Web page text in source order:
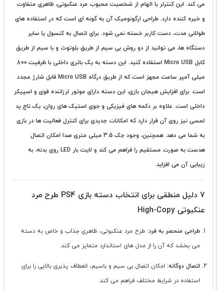
می کند. این کنترلر با الهام از شخصیت محبوب مرد عنکبوتی، ظاهری متفاوت
و خیره کننده دارد. طراحی ارگونومیک آن به گونه ای است که در استفاده های
طولانی مدت، دست کاربر خسته نمی شود. برای اتصال به کنسول یا سایر
دستگاه ها، می توانید از دو روش بی سیم از طریق بلوتوث و با سیم از طریق
کابل Micro USB استفاده کنید. این دسته به یک باتری داخلی با ظرفیت 800
میلی آمپر ساعت مجهز است که از طریق درگاه Micro USB قابل شارژ مجدد
است. برای افزایش هیجان بازی، این دسته دارای موتور لرزاننده قوی و اسپیکر
داخلی است. علاوه بر دکمه های فیزیکی و جوی استیک های روان، یک تاچ پد
لمسی نیز روی آن قرار دارد که امکانات جدیدی برای کنترل فعالیت ها در بازی
به شما می دهد. همچنین، وجود جک 3.5 میلی متری صدا امکان اتصال
هدست به صورت مستقیم را فراهم می کند و لایت بار LED روی بدنه، به
زیبایی آن می افزاید.
7 دلیل منطقی برای انتخاب دسته بازی PS4 طرح مرد
عنکبوتی High-Copy
طراحی منحصر به فرد: طرح مرد عنکبوتی، ظاهری جذاب و خاص به دسته
می بخشد که آن را از مدل های استاندارد متمایز می کند.
اتصال دوگانه: امکان اتصال بی سیم و باسیم، انعطاف پذیری بالایی را برای
استفاده در شرایط مختلف فراهم می کند.